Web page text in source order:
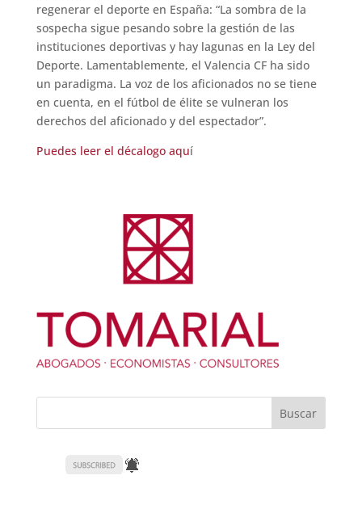
regenerar el deporte en España: “La sombra de la
sospecha sigue pesando sobre la gestión de las
instituciones deportivas y hay lagunas en la Ley del
Deporte. Lamentablemente, el Valencia CF ha sido
un paradigma. La voz de los aficionados no se tiene
en cuenta, en el fútbol de élite se vulneran los
derechos del aficionado y del espectador”.
Puedes leer el décalogo aquí